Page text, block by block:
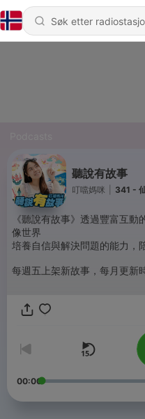
聽說有故事
叮噹媽咪 341 -
《聽說有故事》透過豐富互
像世界
培養自信與解決問題的能力，
每週五上架新故事，每月更新
三則免費故事｜第1、3、4或
▸▸ Android / Spotify 請至【
https://ddmm-vip.firstory.io/
▸▸ iPhone 用戶請至【超能偵
https://apple.co/47NdGak
00:00